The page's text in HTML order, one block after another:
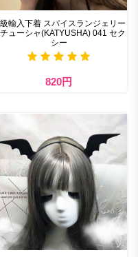
輸入下着 スパイスランジェリー
ューシャ(KATYUSHA) 041 セク
シー
820円